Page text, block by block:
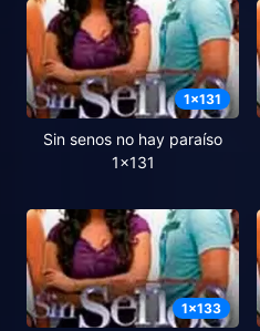
1x131
Sin senos no hay paraíso
1x131
1x133